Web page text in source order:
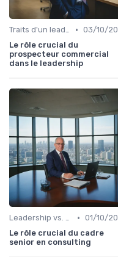
Traits d'un leader efficace • 03/10/
Le rôle crucial du
prospecteur commercial
dans le leadership
Leadership vs. Management • 01/10/
Le rôle crucial du cadre
senior en consulting